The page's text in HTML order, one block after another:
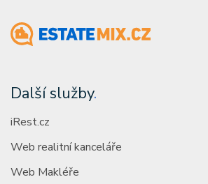
Další služby.
iRest.cz
Web realitní kanceláře
Web Makléře